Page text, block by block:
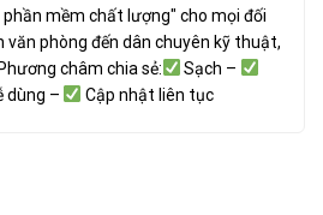
mềm chất lượng" cho mọi đối
văn phòng đến dân chuyên kỹ thuật,
Phương châm chia sẻ:
Sạch –
dùng – Cập nhật liên tục